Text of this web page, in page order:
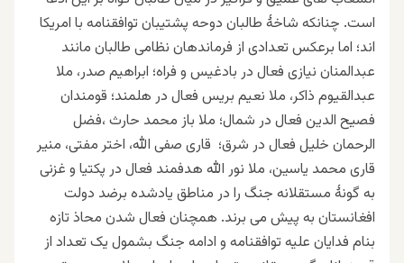
است. چنانکه شاخۀ طالبان دوحه پشتیبان توافقنامه با امریکا
اند؛ اما برعکس تعدادی از فرماندهان نظامی طالبان مانند
عبدالمنان نیازی فعال در بادغیس و فراه؛ ابراهیم صدر، ملا
عبدالقیوم ذاکر، ملا نعیم بریس فعال در هلمند؛ قومندان
فصیح الدین فعال در شمال؛ ملا باز محمد حارث ،فضل
الرحمان خلیل فعال در شرق؛ قاری صفی الله، اختر مفتی، منیر
قاری محمد یاسین، ملا نور الله هدفمند فعال در پکتیا و غزنی
به گونۀ مستقلانه جنگ را در مناطق یادشده برضد دولت
افغانستان به پیش می برند. همچنان فعال شدن محاذ تازه
بنام فدایان علیه توافقنامه و ادامه جنگ بشمول یک تعداد از